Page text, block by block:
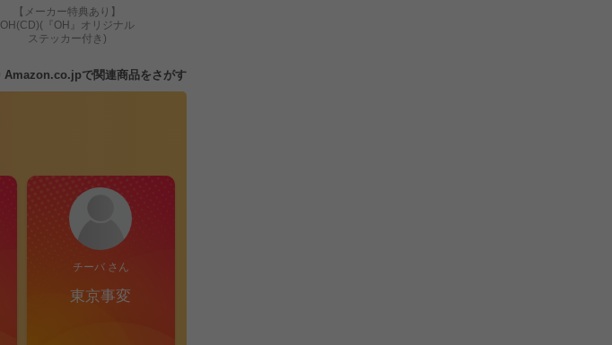
【メーカー特典あり】
OH(CD)(『OH』オリジナル
ステッカー付き)
Amazon.co.jpで関連商品をさがす
チーバ さん
東京事変